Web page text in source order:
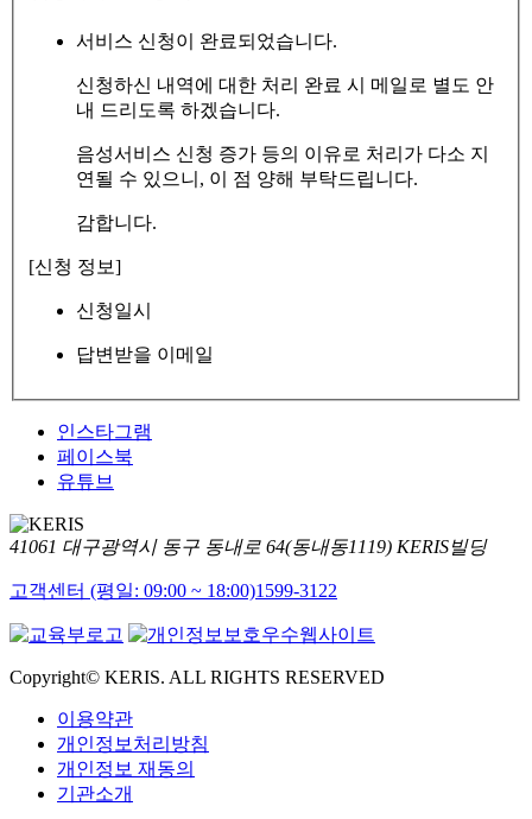
서비스 신청이 완료되었습니다.
신청하신 내역에 대한 처리 완료 시 메일로 별도 안
내 드리도록 하겠습니다.
음성서비스 신청 증가 등의 이유로 처리가 다소 지
연될 수 있으니, 이 점 양해 부탁드립니다.
감합니다.
[신청 정보]
신청일시
답변받을 이메일
인스타그램
페이스북
유튜브
41061 대구광역시 동구 동내로 64(동내동1119) KERIS빌딩
고객센터 (평일: 09:00 ~ 18:00)1599-3122
Copyright© KERIS. ALL RIGHTS RESERVED
이용약관
개인정보처리방침
개인정보 재동의
기관소개